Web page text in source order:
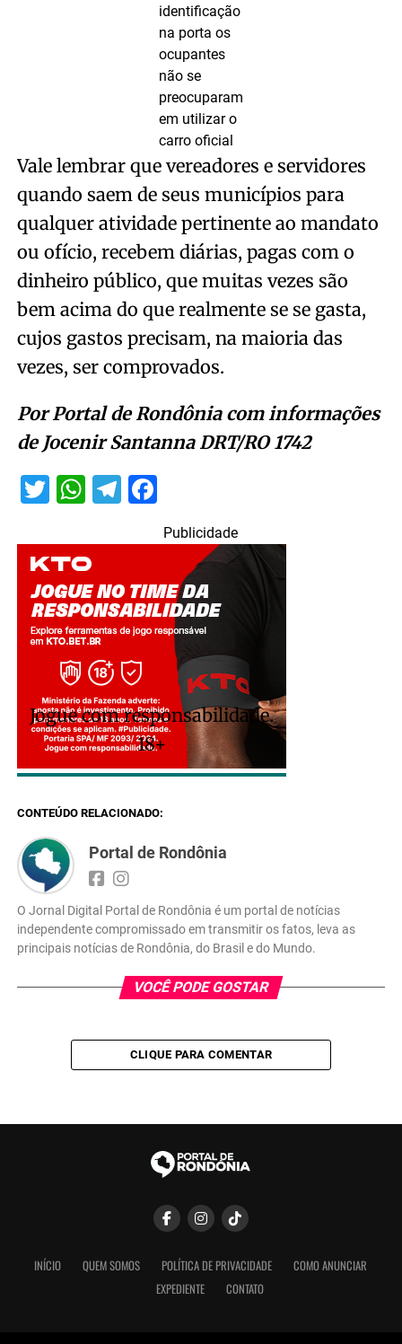
identificação
na porta os
ocupantes
não se
preocuparam
em utilizar o
carro oficial
Vale lembrar que vereadores e servidores
quando saem de seus municípios para
qualquer atividade pertinente ao mandato
ou ofício, recebem diárias, pagas com o
dinheiro público, que muitas vezes são
bem acima do que realmente se se gasta,
cujos gastos precisam, na maioria das
vezes, ser comprovados.
Por Portal de Rondônia com informações
de Jocenir Santanna DRT/RO 1742
Twitter
WhatsApp
Telegram
Facebook
Publicidade
Jogue com responsabilidade.
18+
CONTEÚDO RELACIONADO:
Portal de Rondônia
O Jornal Digital Portal de Rondônia é um portal de notícias
independente compromissado em transmitir os fatos, leva as
principais notícias de Rondônia, do Brasil e do Mundo.
VOCÊ PODE GOSTAR
CLIQUE PARA COMENTAR
INÍCIO QUEM SOMOS POLÍTICA DE PRIVACIDADE
COMO ANUNCIAR
EXPEDIENTE
CONTATO